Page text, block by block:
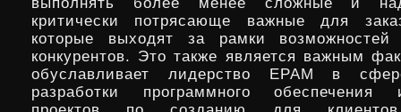
критически потрясающе важные для
которые выходят за рамки
конкурентов. Это также является важным
обуславливает лидерство EPAM в
разработки программного